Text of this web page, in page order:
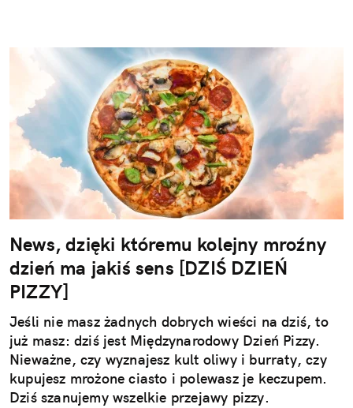
News, dzięki któremu kolejny mroźny
dzień ma jakiś sens [DZIŚ DZIEŃ
PIZZY]
Jeśli nie masz żadnych dobrych wieści na dziś, to
już masz: dziś jest Międzynarodowy Dzień Pizzy.
Nieważne, czy wyznajesz kult oliwy i burraty, czy
kupujesz mrożone ciasto i polewasz je keczupem.
Dziś szanujemy wszelkie przejawy pizzy.